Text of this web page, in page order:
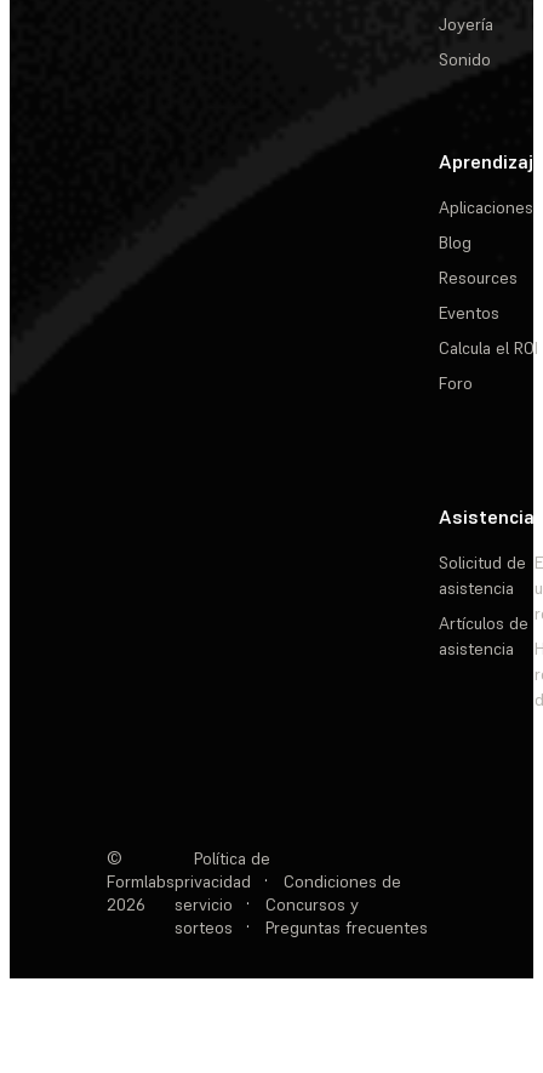
Joyería
Sonido
Aprendizaje
Aplicaciones
Blog
Resources
Eventos
Calcula el ROI
Foro
Asistencia
Solicitud de
asistencia
Artículos de
asistencia
©
Formlabs
2026
Política de
privacidad
·
Condiciones de
servicio
·
Concursos y
sorteos
· Preguntas frecuentes